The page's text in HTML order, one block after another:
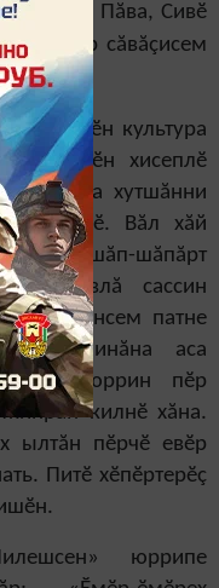
Пăва, Сивӗ
тутар сăвăçисем
культура
облаçӗн хисеплӗ
çак уява хутшăнни
Вăл хăй
халăх шăп-шăпăрт
янравлă сассин
çынсем патне
аса
ятлă юррин пӗр
килнӗ хăна.
ылтăн пӗрчӗ евӗр
Питӗ хӗпӗртерӗç
юррипе